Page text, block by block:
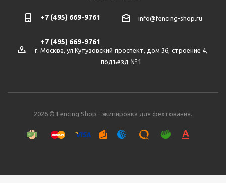
+7 (495) 669-9761
+7 (495) 669-9761
info@fencing-shop.ru
г. Москва, ул.Кутузовский проспект, дом 36, строение 4,
подъезд №1
2026 © Fencing Shop - экипировка для фехтования.